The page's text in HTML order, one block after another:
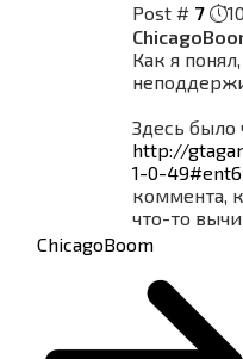
Post # 7
Как я
Здесь было
http://
1-0-
коммента,
что-то
ChicagoBoom